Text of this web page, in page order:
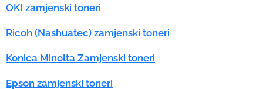
OKI zamjenski toneri
Ricoh (Nashuatec) zamjenski toneri
Konica Minolta Zamjenski toneri
Epson zamjenski toneri